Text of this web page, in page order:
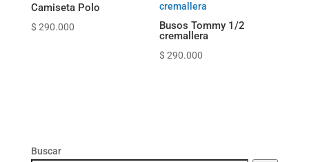
Camiseta Polo
$ 290.000
Busos Tommy 1/2
cremallera
$ 290.000
Buscar